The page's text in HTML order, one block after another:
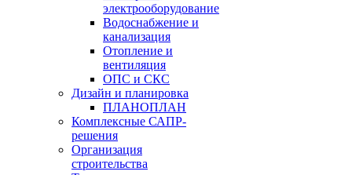
электрооборудование
Водоснабжение и
канализация
Отопление и
вентиляция
ОПС и СКС
Дизайн и планировка
ПЛАНОПЛАН
Комплексные САПР-
решения
Организация
строительства